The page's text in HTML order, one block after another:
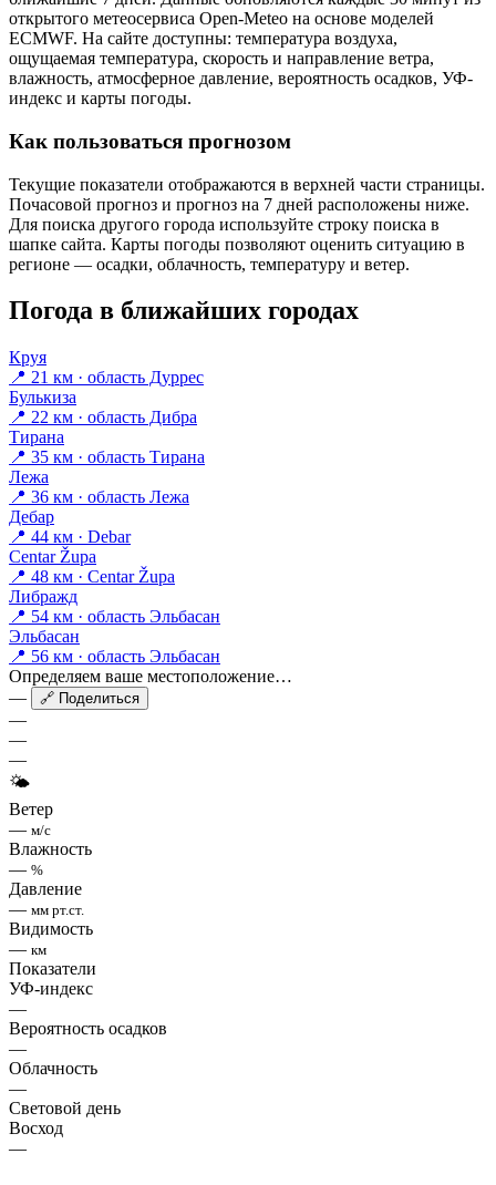
открытого метеосервиса Open-Meteo на основе моделей
ECMWF. На сайте доступны: температура воздуха,
ощущаемая температура, скорость и направление ветра,
влажность, атмосферное давление, вероятность осадков, УФ-
индекс и карты погоды.
Как пользоваться прогнозом
Текущие показатели отображаются в верхней части страницы.
Почасовой прогноз и прогноз на 7 дней расположены ниже.
Для поиска другого города используйте строку поиска в
шапке сайта. Карты погоды позволяют оценить ситуацию в
регионе — осадки, облачность, температуру и ветер.
Погода в ближайших городах
Круя
📍 21 км · область Дуррес
Булькиза
📍 22 км · область Дибра
Тирана
📍 35 км · область Тирана
Лежа
📍 36 км · область Лежа
Дебар
📍 44 км · Debar
Centar Župa
📍 48 км · Centar Župa
Либражд
📍 54 км · область Эльбасан
Эльбасан
📍 56 км · область Эльбасан
Определяем ваше местоположение…
—
🔗 Поделиться
—
—
—
🌤
Ветер
— м/с
Влажность
— %
Давление
— мм рт.ст.
Видимость
— км
Показатели
УФ-индекс
—
Вероятность осадков
—
Облачность
—
Световой день
Восход
—